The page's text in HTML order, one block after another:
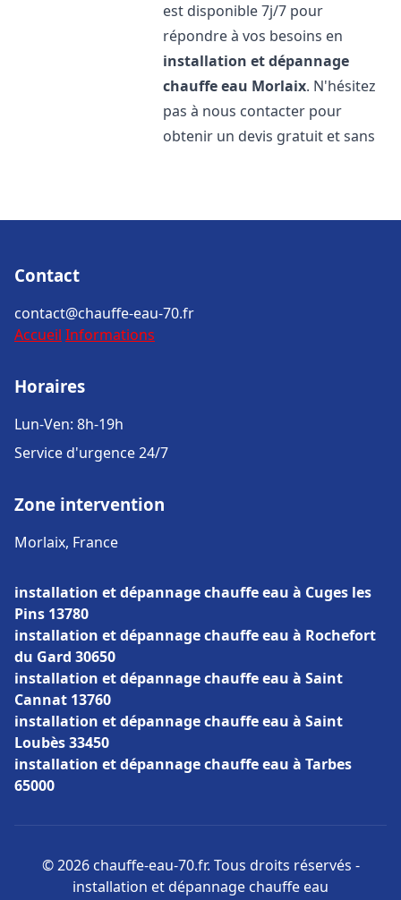
est disponible 7j/7 pour
répondre à vos besoins en
installation et dépannage
chauffe eau Morlaix. N'hésitez
pas à nous contacter pour
obtenir un devis gratuit et sans
Contact
contact@chauffe-eau-70.fr
Accueil Informations
Horaires
Lun-Ven: 8h-19h
Service d'urgence 24/7
Zone intervention
Morlaix, France
installation et dépannage chauffe eau à Cuges les
Pins 13780
installation et dépannage chauffe eau à Rochefort
du Gard 30650
installation et dépannage chauffe eau à Saint
Cannat 13760
installation et dépannage chauffe eau à Saint
Loubès 33450
installation et dépannage chauffe eau à Tarbes
65000
© 2026 chauffe-eau-70.fr. Tous droits réservés -
installation et dépannage chauffe eau